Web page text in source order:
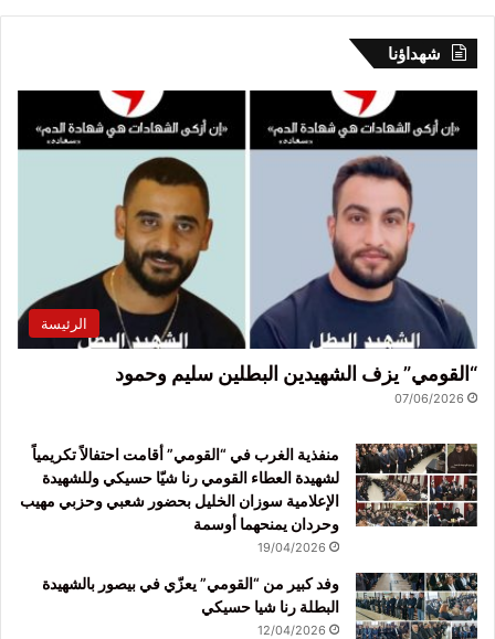
شهداؤنا
الرئيسة
“القومي” يزف الشهيدين البطلين سليم وحمود
07/06/2026
منفذية الغرب في “القومي” أقامت احتفالاً تكريمياً
لشهيدة العطاء القومي رنا شيّا حسيكي وللشهيدة
الإعلامية سوزان الخليل بحضور شعبي وحزبي مهيب
وحردان يمنحهما أوسمة
19/04/2026
وفد كبير من “القومي” يعزّي في بيصور بالشهيدة
البطلة رنا شيا حسيكي
12/04/2026